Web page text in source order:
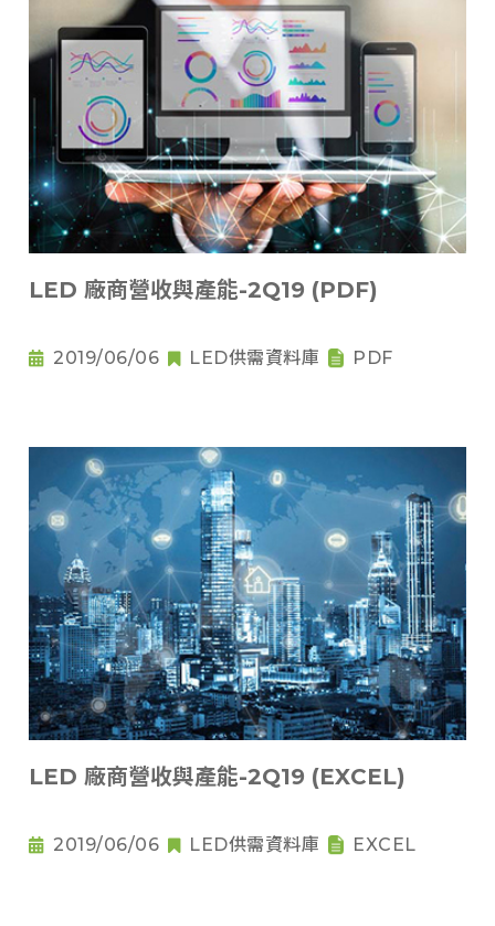
LED 廠商營收與產能-2Q19 (PDF)
2019/06/06 LED供需資料庫 PDF
LED 廠商營收與產能-2Q19 (EXCEL)
2019/06/06 LED供需資料庫 EXCEL